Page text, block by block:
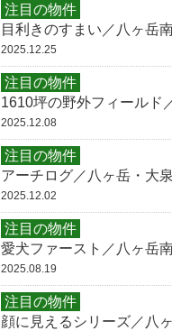
注目の物件
目利きのすまい／八ヶ岳
2025.12.25
注目の物件
1610坪の野外フィールド
2025.12.08
注目の物件
アーチログ／八ヶ岳・大
2025.12.02
注目の物件
愛犬ファースト／八ヶ岳
2025.08.19
注目の物件
顔に見えるシリーズ／八